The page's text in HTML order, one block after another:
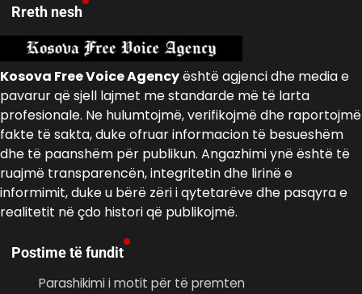
Rreth nesh
Kosova Free Voice Agencyështë agjenci dhe media e
pavarur që sjell lajmet me standarde më të larta
profesionale. Ne hulumtojmë, verifikojmë dhe raportojmë
fakte të sakta, duke ofruar informacion të besueshëm
dhe të paanshëm për publikun. Angazhimi ynë është të
ruajmë transparencën, integritetin dhe lirinë e
informimit, duke u bërë zëri i qytetarëve dhe pasqyra e
realitetit në çdo histori që publikojmë.
Postime të fundit
Parashikimi i motit për të premten